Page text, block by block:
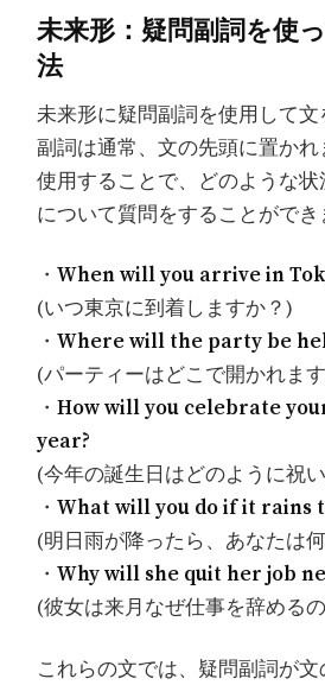
未来形：疑問副詞を使
法
未来形に疑問副詞を使用して
副詞は通常、文の先頭に置か
使用することで、どのような
について質問をすることができ
・When will you arrive in
(いつ東京に到着しますか？)
・Where will the party be
(パーティーはどこで開かれま
・How will you celebrate
year?
(今年の誕生日はどのように祝
・What will you do if it rains
(明日雨が降ったら、あなたは
・Why will she quit her job
(彼女は来月なぜ仕事を辞める
これらの文では、疑問副詞が文